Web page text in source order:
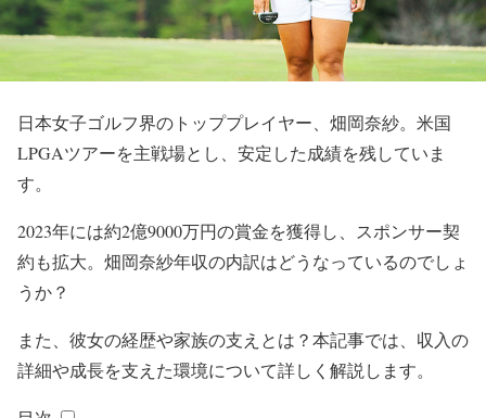
日本女子ゴルフ界のトッププレイヤー、畑岡奈紗。米国
LPGAツアーを主戦場とし、安定した成績を残していま
す。
2023年には約2億9000万円の賞金を獲得し、スポンサー契
約も拡大。畑岡奈紗年収の内訳はどうなっているのでしょ
うか？
また、彼女の経歴や家族の支えとは？本記事では、収入の
詳細や成長を支えた環境について詳しく解説します。